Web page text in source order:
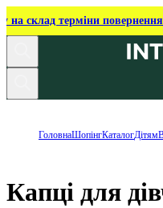
на склад терміни
ГоловнаШопінгКаталогДітям
Капці для